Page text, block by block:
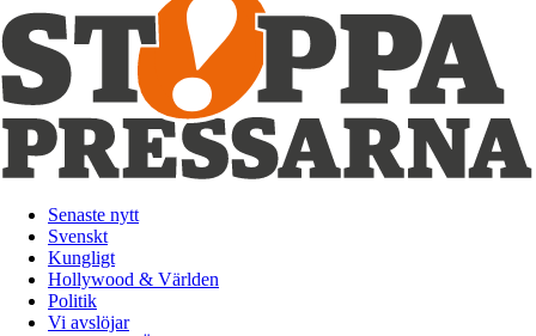
Senaste nytt
Svenskt
Kungligt
Hollywood & Världen
Politik
Vi avslöjar